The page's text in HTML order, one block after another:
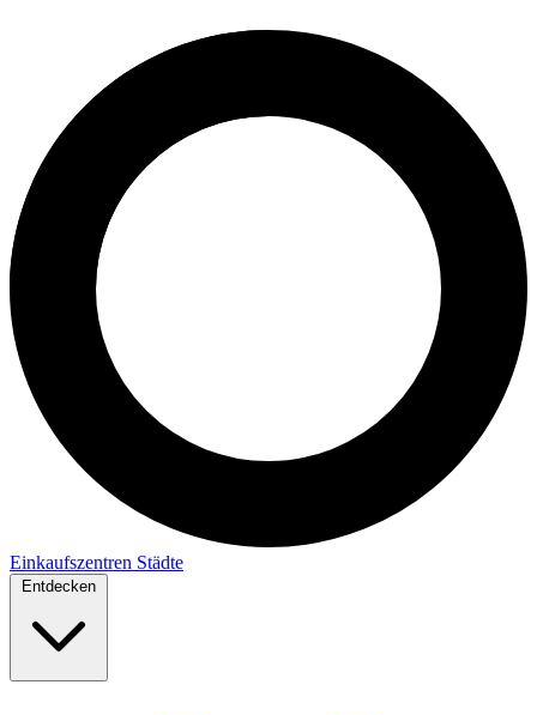
Einkaufszentren Städte
Entdecken